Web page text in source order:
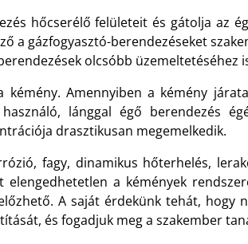
hőcserélő felületeit és gátolja az
a gázfogyasztó-berendezéseket
olcsóbb üzemeltetéséhez
Amennyiben a kémény
lánggal égő berendezés
drasztikusan megemelkedik.
fagy, dinamikus hőterhelés,
a kémények
A saját érdekünk tehát, hogy
és fogadjuk meg a szakember